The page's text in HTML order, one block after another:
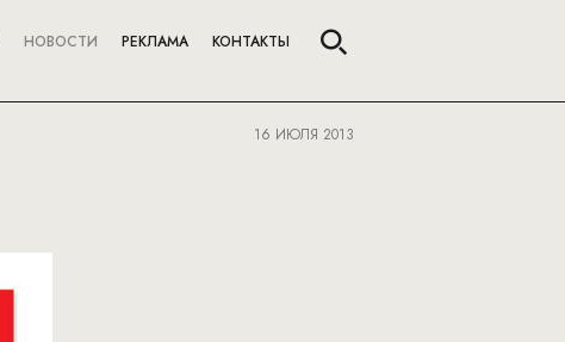
НОВОСТИ РЕКЛАМА КОНТАКТЫ
16 ИЮЛЯ 2013